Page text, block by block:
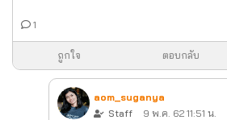
1
ถูกใจ ตอบกลับ
aom_suganya
Staff
9 พ.ค. 62 11:51 น.